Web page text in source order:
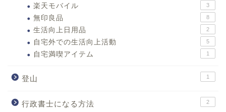
楽天モバイル 3
無印良品 8
生活向上日用品 2
自宅外での生活向上活動 5
自宅満喫アイテム 1
登山 1
行政書士になる方法 2